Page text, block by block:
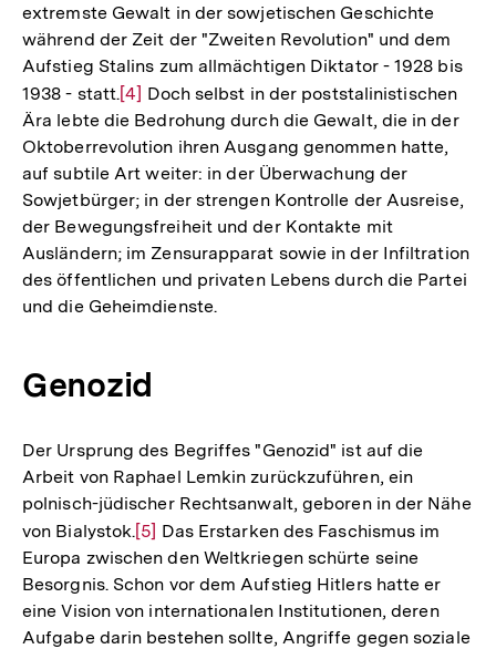
extremste Gewalt in der sowjetischen Geschichte
während der Zeit der "Zweiten Revolution" und dem
Aufstieg Stalins zum allmächtigen Diktator - 1928 bis
1938 - statt.Zur
Auflösung
der
Fußnote
[4] Doch selbst in der poststalinistischen
Ära lebte die Bedrohung durch die Gewalt, die in der
Oktoberrevolution ihren Ausgang genommen hatte,
auf subtile Art weiter: in der Überwachung der
Sowjetbürger; in der strengen Kontrolle der Ausreise,
der Bewegungsfreiheit und der Kontakte mit
Ausländern; im Zensurapparat sowie in der Infiltration
des öffentlichen und privaten Lebens durch die Partei
und die Geheimdienste.
Genozid
Der Ursprung des Begriffes "Genozid" ist auf die
Arbeit von Raphael Lemkin zurückzuführen, ein
polnisch-jüdischer Rechtsanwalt, geboren in der Nähe
von Bialystok.Zur
Auflösung
der
Fußnote
[5] Das Erstarken des Faschismus im
Europa zwischen den Weltkriegen schürte seine
Besorgnis. Schon vor dem Aufstieg Hitlers hatte er
eine Vision von internationalen Institutionen, deren
Aufgabe darin bestehen sollte, Angriffe gegen soziale